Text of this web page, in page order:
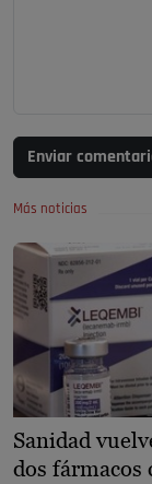
Enviar
Más noticias
Sanidad
dos